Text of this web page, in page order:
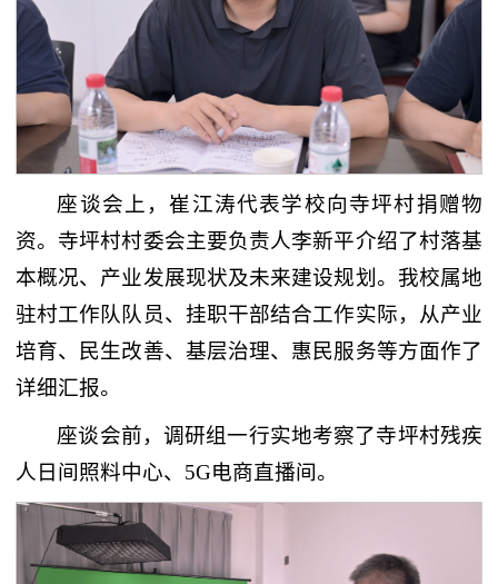
座谈会上，崔江涛代表学校向寺坪村捐赠物
资。寺坪村村委会主要负责人李新平介绍了村落基
本概况、产业发展现状及未来建设规划。我校属地
驻村工作队队员、挂职干部结合工作实际，从产业
培育、民生改善、基层治理、惠民服务等方面作了
详细汇报。
座谈会前，调研组一行实地考察了寺坪村残疾
人日间照料中心、5G电商直播间。